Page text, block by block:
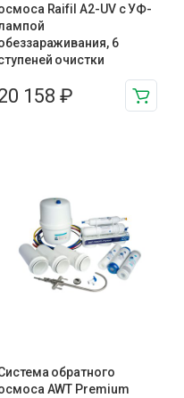
Raifil A2-UV с УФ-
6
очистки
158 ₽
обратного
AWT Premium